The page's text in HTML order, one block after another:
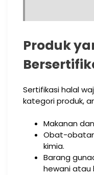
Produk
Sertifikasi halal
kategori produk,
Makanan
Obat-
kimia.
Barang
hewani